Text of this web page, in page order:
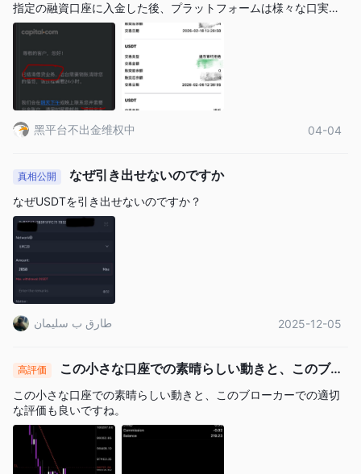
入金と出金
Capital.comは、Apple Pay、VISA、MasterCard、銀行振込、
PCI、worldpay、RBS、およびTrustlyを含むさまざまな入金およ
び出金方法を提供しています。Capital.comの
システムの主な利点の1つは、どちらのプロセスにも関連
する手数料がないことです
。これは、トレーダーが必要に応
なく行えることを意味します。
手数料
Capital.comの手数料体系は透明で競争力のあるものとなってい
ます。このブローカーは取引インスツルメントにスプレッドを課
金しており、市況や流動性に応じて異なります。詳細は以下の表
で確認できます：
Capital.comは、トレーダーが取引スキルと知識を向上させるた
包括的な教育セクション「
Learning Hub
彼らは、テクニカル分析、リスク管理、市場心理学など、さまざ
まな取引トピックに関する
など、幅広い教育リソースを提供しています。
に入金した後、プラットフォームは様々な口実で出金を拒
否し、それ以降応答がありません。最高レベルのライセン
スや認証を主張しているにもかかわらず、プラットフォー
ムには全く信頼性がありません！
指定の融資口座に入金した後、プラットフォームは様々な口実で
出金を拒否し、それ以降応答がありません。最高レベルのライセ
ンスや認証を主張しているにもかかわらず、プラットフォームに
は全く信頼性がありません！
黑平台不出金维权中 04-04
真相公開 なぜ引き出せないのですか
なぜUSDTを引き出せないのですか？
طارق ب سليمان 2025-12-05
高評価
この小さな口座での素晴らしい動きと、このブロ
ーカーの適切な評価も良いですね。
この小さな口座での素晴らしい動きと、このブローカーでの適切
な評価も良いですね。